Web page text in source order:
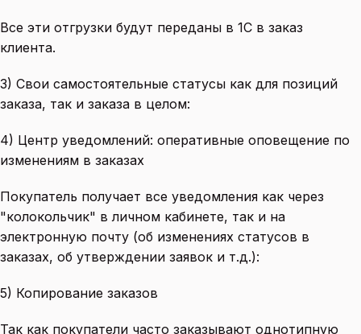
Все эти отгрузки будут переданы в 1С в заказ
клиента.
3) Свои самостоятельные статусы как для позиций
заказа, так и заказа в целом:
4) Центр уведомлений: оперативные оповещение по
изменениям в заказах
Покупатель получает все уведомления как через
"колокольчик" в личном кабинете, так и на
электронную почту (об изменениях статусов в
заказах, об утверждении заявок и т.д.):
5) Копирование заказов
Так как покупатели часто заказывают однотипную